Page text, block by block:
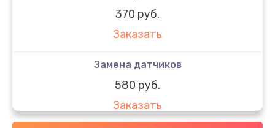
370 руб.
Заказать
Замена датчиков
580 руб.
Заказать